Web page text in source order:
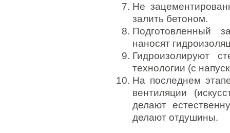
Не
залить бетоном.
Подготовленный
наносят
Гидроизолируют
технологии (с
На последнем
вентиляции
делают
делают отдушины.